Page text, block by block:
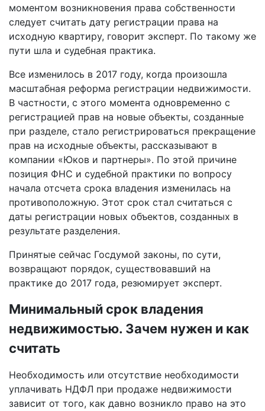
моментом возникновения права собственности
следует считать дату регистрации права на
исходную квартиру, говорит эксперт. По такому же
пути шла и судебная практика.
Все изменилось в 2017 году, когда произошла
масштабная реформа регистрации недвижимости.
В частности, с этого момента одновременно с
регистрацией прав на новые объекты, созданные
при разделе, стало регистрироваться прекращение
прав на исходные объекты, рассказывают в
компании «Юков и партнеры». По этой причине
позиция ФНС и судебной практики по вопросу
начала отсчета срока владения изменилась на
противоположную. Этот срок стал считаться с
даты регистрации новых объектов, созданных в
результате разделения.
Принятые сейчас Госдумой законы, по сути,
возвращают порядок, существовавший на
практике до 2017 года, резюмирует эксперт.
Минимальный срок владения
недвижимостью. Зачем нужен и как
считать
Необходимость или отсутствие необходимости
уплачивать НДФЛ при продаже недвижимости
зависит от того, как давно возникло право на это